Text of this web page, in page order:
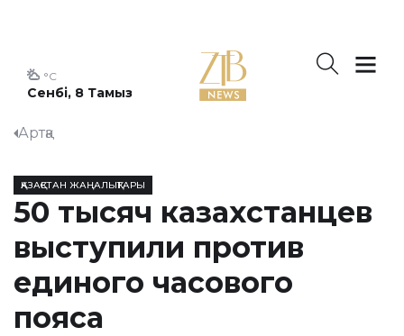
Сенбі, 8 Тамыз
°C
Артқа
ҚАЗАҚСТАН ЖАҢАЛЫҚТАРЫ
50 тысяч казахстанцев
выступили против
единого часового
пояса